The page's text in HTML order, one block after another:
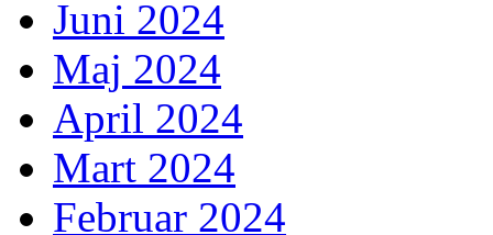
Juni 2024
Maj 2024
April 2024
Mart 2024
Februar 2024